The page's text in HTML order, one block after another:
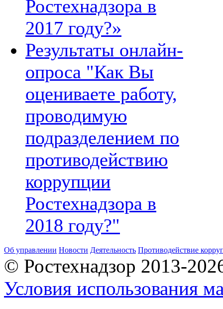
Ростехнадзора в
2017 году?»
Результаты онлайн-
опроса "Как Вы
оцениваете работу,
проводимую
подразделением по
противодействию
коррупции
Ростехнадзора в
2018 году?"
Об управлении Новости Деятельность Противодействие
© Ростехнадзор 2013-
Условия использования